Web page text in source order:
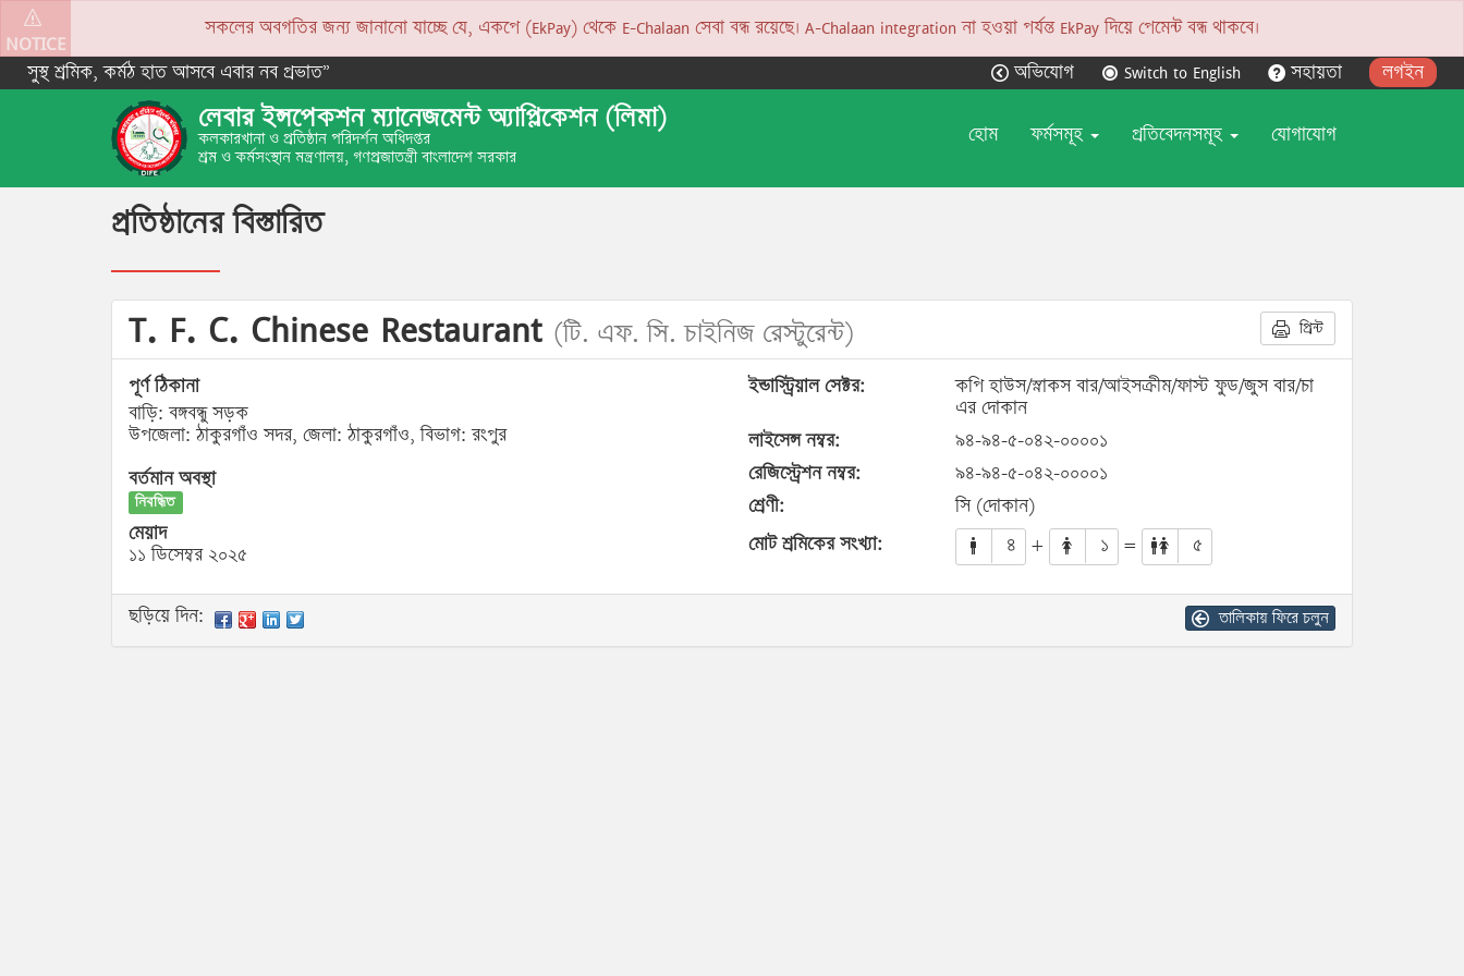
NOTICE
সকলের অবগতির জন্য জানানো যাচ্ছে যে, একপে (EkPay) থেকে E-Chalaan সেবা বন্ধ রয়েছে। A-Chalaan integration না হওয়া পর্যন্ত EkPay দিয়ে পেমেন্ট বন্ধ থাকবে।
সুস্থ শ্রমিক, কর্মঠ হাত আসবে এবার নব প্রভাত”
অভিযোগ Switch to English সহায়তা লগইন
লেবার ইন্সপেকশন ম্যানেজমেন্ট অ্যাপ্লিকেশন (লিমা)
কলকারখানা ও প্রতিষ্ঠান পরিদর্শন অধিদপ্তর
শ্রম ও কর্মসংস্থান মন্ত্রণালয়, গণপ্রজাতন্ত্রী বাংলাদেশ সরকার
হোম ফর্মসমূহ প্রতিবেদনসমূহ যোগাযোগ
প্রতিষ্ঠানের বিস্তারিত
T. F. C. Chinese Restaurant (টি. এফ. সি. চাইনিজ রেস্টুরেন্ট) প্রিন্ট
পূর্ণ ঠিকানা
বাড়ি: বঙ্গবন্ধু সড়ক
উপজেলা: ঠাকুরগাঁও সদর, জেলা: ঠাকুরগাঁও, বিভাগ: রংপুর
বর্তমান অবস্থা
নিবন্ধিত
মেয়াদ
১১ ডিসেম্বর ২০২৫
ইন্ডাস্ট্রিয়াল সেক্টর:
কপি হাউস/স্নাকস বার/আইসক্রীম/ফাস্ট ফুড/জুস বার/চা
এর দোকান
লাইসেন্স নম্বর:
৯৪-৯৪-৫-০৪২-০০০০১
রেজিস্ট্রেশন নম্বর:
৯৪-৯৪-৫-০৪২-০০০০১
শ্রেণী:
সি (দোকান)
মোট শ্রমিকের সংখ্যা:
৪ + ১ = ৫
ছড়িয়ে দিন: তালিকায় ফিরে চলুন